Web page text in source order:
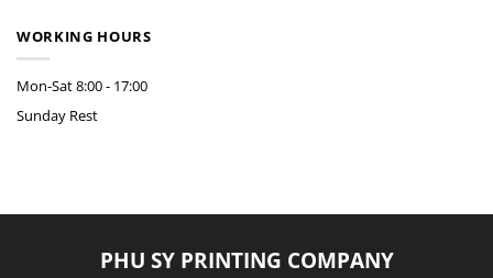
WORKING HOURS
Mon-Sat8:00 - 17:00
Sunday Rest
PHU SY PRINTING COMPANY